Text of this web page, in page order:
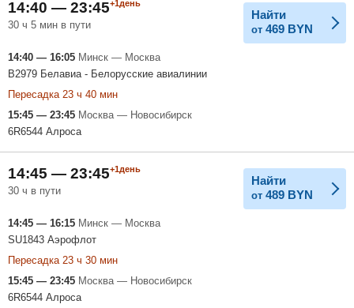
14:40 — 23:45+1день
30 ч 5 мин в пути
Найти
от 469 BYN
14:40 — 16:05 Минск — Москва
B2979 Белавиа - Белорусские авиалинии
Пересадка 23 ч 40 мин
15:45 — 23:45 Москва — Новосибирск
6R6544 Алроса
14:45 — 23:45+1день
30 ч в пути
Найти
от 489 BYN
14:45 — 16:15 Минск — Москва
SU1843 Аэрофлот
Пересадка 23 ч 30 мин
15:45 — 23:45 Москва — Новосибирск
6R6544 Алроса